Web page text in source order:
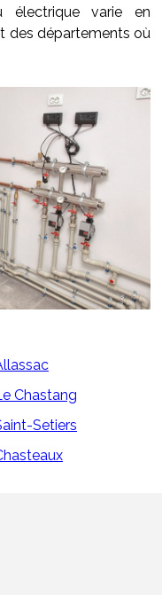
électrique varie en
des départements où
Chastang
Setiers